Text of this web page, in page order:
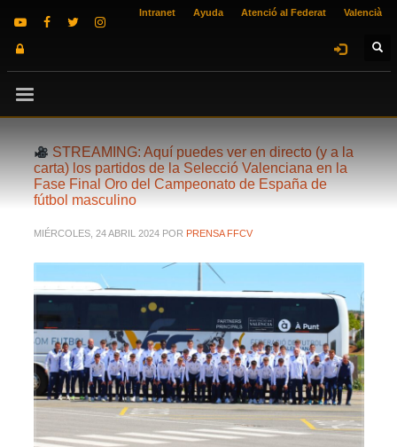
Intranet Ayuda Atenció al Federat Valencià
STREAMING: Aquí puedes ver en directo (y a la
carta) los partidos de la Selecció Valenciana en la
Fase Final Oro del Campeonato de España de
fútbol masculino
MIÉRCOLES, 24 ABRIL 2024 POR PRENSA FFCV